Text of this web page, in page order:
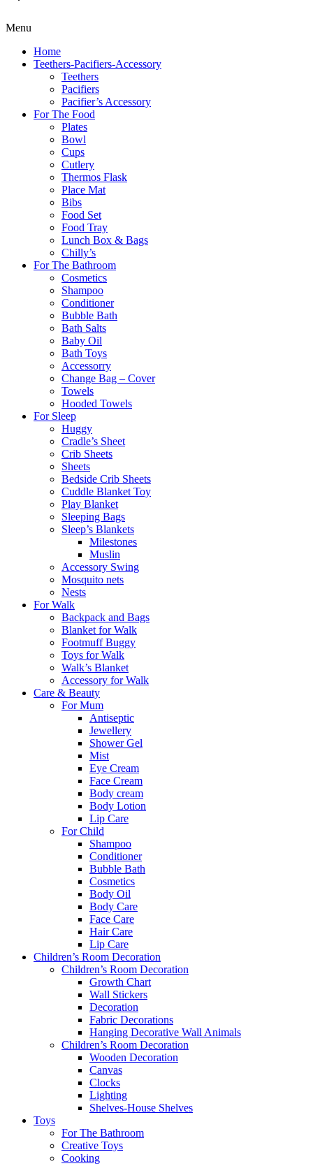
Menu
Home
Teethers-Pacifiers-Accessory
Teethers
Pacifiers
Pacifier’s Accessory
For The Food
Plates
Bowl
Cups
Cutlery
Thermos Flask
Place Mat
Bibs
Food Set
Food Tray
Lunch Box & Bags
Chilly’s
For The Bathroom
Cosmetics
Shampoo
Conditioner
Bubble Bath
Bath Salts
Baby Oil
Bath Toys
Accessorry
Change Bag – Cover
Towels
Hooded Towels
For Sleep
Huggy
Cradle’s Sheet
Crib Sheets
Sheets
Bedside Crib Sheets
Cuddle Blanket Toy
Play Blanket
Sleeping Bags
Sleep’s Blankets
Milestones
Muslin
Accessory Swing
Mosquito nets
Nests
For Walk
Backpack and Bags
Blanket for Walk
Footmuff Buggy
Toys for Walk
Walk’s Blanket
Αccessory for Walk
Care & Beauty
For Mum
Αntiseptic
Jewellery
Shower Gel
Mist
Eye Cream
Face Cream
Body cream
Body Lotion
Lip Care
For Child
Shampoo
Conditioner
Bubble Bath
Cosmetics
Body Oil
Body Care
Face Care
Hair Care
Lip Care
Children’s Room Decoration
Children’s Room Decoration
Growth Chart
Wall Stickers
Decoration
Fabric Decorations
Hanging Decorative Wall Animals
Children’s Room Decoration
Wooden Decoration
Canvas
Clocks
Lighting
Shelves-House Shelves
Toys
For The Bathroom
Creative Toys
Cooking